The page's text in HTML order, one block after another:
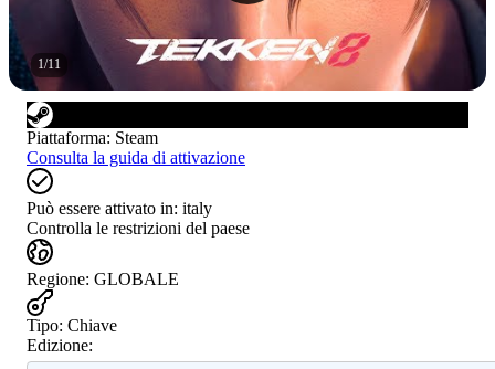
1/11
Piattaforma: Steam
Consulta la guida di attivazione
Può essere attivato in: italy
Controlla le restrizioni del paese
Regione: GLOBALE
Tipo: Chiave
Edizione: